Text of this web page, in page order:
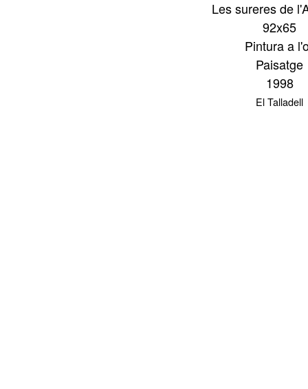
Les sureres de
92x65
Pintura a
Paisatge
1998
El Talladell